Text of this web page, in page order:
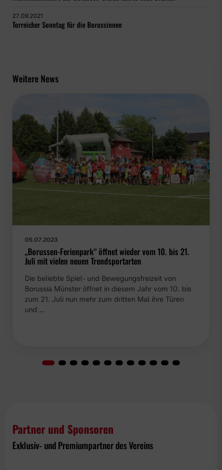
27.09.2021
Torreicher Sonntag für die Borussinnen
Weitere News
05.07.2023
„Borussen-Ferienpark“ öffnet wieder vom 10. bis 21.
Juli mit vielen neuen Trendsportarten
Die beliebte Spiel- und Bewegungsfreizeit von
Borussia Münster öffnet in diesem Jahr vom 10. bis
zum 21. Juli nun mehr zum dritten Mal ihre Türen
und …
Partner und Sponsoren
Exklusiv- und Premiumpartner des Vereins